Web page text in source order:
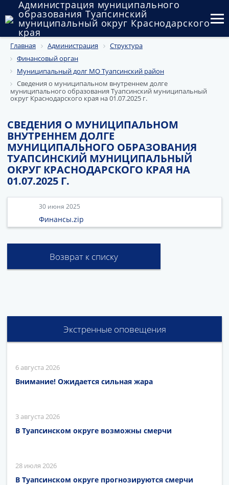
Администрация муниципального
образования Туапсинский
муниципальный округ Краснодарского
края
Округ
Администрация
Муниципальные закупки
Муниципальное имущество
Публичные слушания и общественные обсуждения
Документы
Главная Администрация
Структура
Финансовый орган
Муниципальный долг МО Туапсинский район
Сведения о муниципальном внутреннем долге
муниципального образования Туапсинский муниципальный
округ Краснодарского края на 01.07.2025 г.
СВЕДЕНИЯ О МУНИЦИПАЛЬНОМ
ВНУТРЕННЕМ ДОЛГЕ
МУНИЦИПАЛЬНОГО ОБРАЗОВАНИЯ
ТУАПСИНСКИЙ МУНИЦИПАЛЬНЫЙ
ОКРУГ КРАСНОДАРСКОГО КРАЯ НА
01.07.2025 Г.
30 июня 2025
Финансы.zip
Возврат к списку
Экстренные оповещения
6 августа 2026
Внимание! Ожидается сильная жара
3 августа 2026
В Туапсинском округе возможны смерчи
28 июля 2026
В Туапсинском округе прогнозируются смерчи